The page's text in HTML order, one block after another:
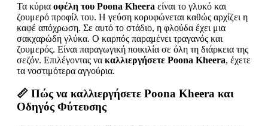
Τα κύρια οφέλη του Poona Kheera είναι το γλυκό και
ζουμερό προφίλ του. Η γεύση κορυφώνεται καθώς αρχίζει η
καφέ απόχρωση. Σε αυτό το στάδιο, η φλούδα έχει μια
σακχαρώδη γλύκα. Ο καρπός παραμένει τραγανός και
ζουμερός. Είναι παραγωγική ποικιλία σε όλη τη διάρκεια της
σεζόν. Επιλέγοντας να καλλιεργήσετε Poona Kheera, έχετε
τα νοστιμότερα αγγούρια.
📏 Πώς να καλλιεργήσετε Poona Kheera και
Οδηγός Φύτευσης